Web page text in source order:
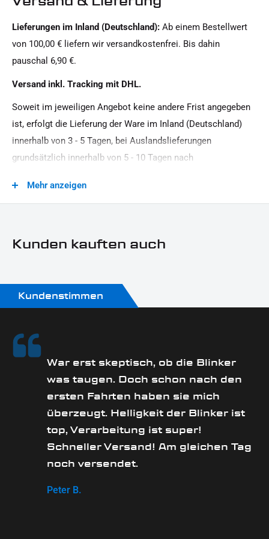
Modellreihe:
Motorradmarke:
Harley-Davidson
Oberfläche:
keine Eintragung erforderlich
Lieferungen im Inland (Deutschland): Ab einem Bestellwert
von 100,00 € liefern wir versandkostenfrei. Bis dahin
pauschal 6,90 €.
Versand inkl. Tracking mit DHL.
Soweit im jeweiligen Angebot keine andere Frist angegeben
ist, erfolgt die Lieferung der Ware im Inland (Deutschland)
innerhalb von 3 - 5 Tagen, bei Auslandslieferungen
grundsätzlich innerhalb von 5 - 10 Tagen nach
Zeitpunkt Ihrer Zahlungsanweisung).Beachten Sie, dass an
Mehr anzeigen
Kunden kauften auch
Kundenstimmen
War erst skeptisch, ob die Blinker
was taugen. Doch schon nach den
ersten Fahrten haben sie mich
überzeugt. Helligkeit der Blinker ist
top, Verarbeitung ist super!
Schneller Versand! Am gleichen Tag
noch versendet.
Peter B.